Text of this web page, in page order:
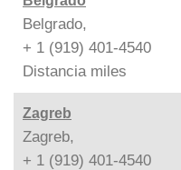
Belgrado,
+ 1 (919) 401-4540
Distancia miles
Zagreb
Zagreb,
+ 1 (919) 401-4540